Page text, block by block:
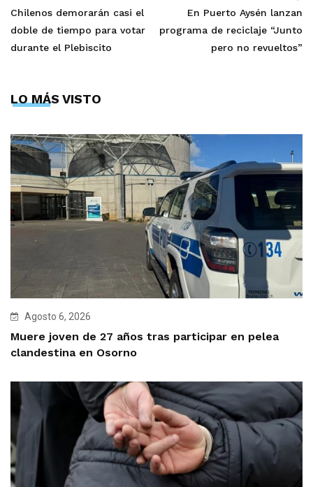
Chilenos demorarán casi el
doble de tiempo para votar
durante el Plebiscito
En Puerto Aysén lanzan
programa de reciclaje “Junto
pero no revueltos”
LO MÁS VISTO
Agosto 6, 2026
Muere joven de 27 años tras participar en pelea
clandestina en Osorno